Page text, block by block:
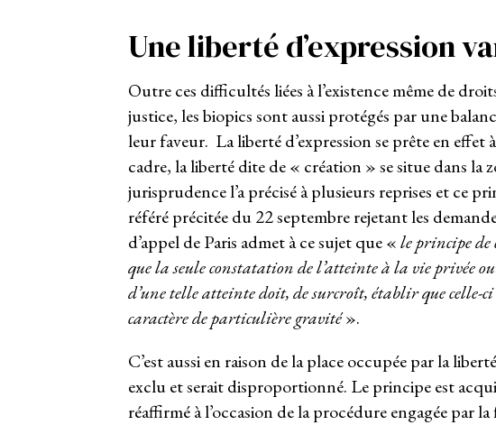
Une liberté d’expression
Outre ces difficultés liées à l’existence même de
justice, les biopics sont aussi protégés par une
leur faveur. La liberté d’expression se prête en effet
cadre, la liberté dite de « création » se situe dans la
jurisprudence l’a précisé à plusieurs reprises et ce
référé précitée du 22 septembre rejetant les
d’appel de Paris admet à ce sujet que «le principe
que la seule constatation de l’atteinte à la vie privée
d’une telle atteinte doit, de surcroît, établir que celle-
caractère de particulière gravité».
C’est aussi en raison de la place occupée par la
exclu et serait disproportionné. Le principe est
réaffirmé à l’occasion de la procédure engagée par